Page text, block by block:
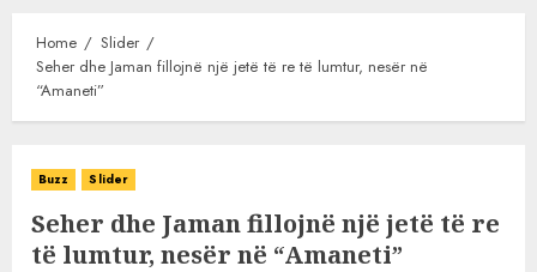
Home
Slider
Seher dhe Jaman fillojnë një jetë të re të lumtur, nesër në
“Amaneti”
Buzz Slider
Seher dhe Jaman fillojnë një jetë të re
të lumtur, nesër në “Amaneti”